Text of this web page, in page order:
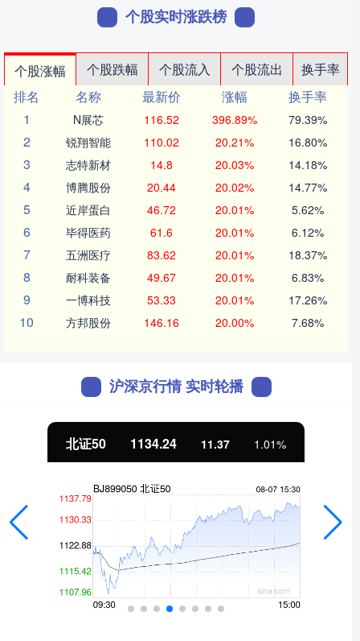
个股实时涨跌榜
个股涨幅 个股跌幅 个股流入 个股流出
换手率
排名
名称 最新价 涨幅
换手率
1
N展芯 116.52 396.89% 79.39%
2 锐翔智能 110.02 20.21% 16.80%
3 志特新材 14.8 20.03% 14.18%
4 博腾股份 20.44 20.02% 14.77%
5 近岸蛋白 46.72 20.01% 5.62%
6 毕得医药 61.6 20.01% 6.12%
7 五洲医疗 83.62 20.01% 18.37%
8 耐科装备 49.67 20.01% 6.83%
9 一博科技 53.33 20.01% 17.26%
10 方邦股份 146.16 20.00% 7.68%
沪深京行情 实时轮播
北证50 1134.24 11.37 1.01%